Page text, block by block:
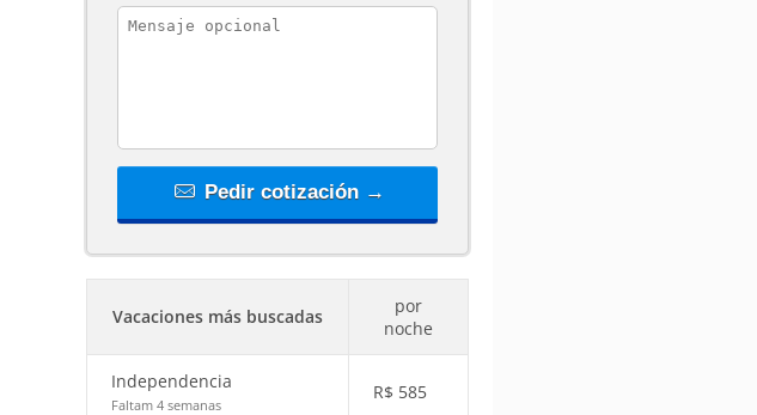
contact_message
Pedir cotización →
Vacaciones más buscadas
por
noche
Independencia
Faltam 4 semanas
R$ 585